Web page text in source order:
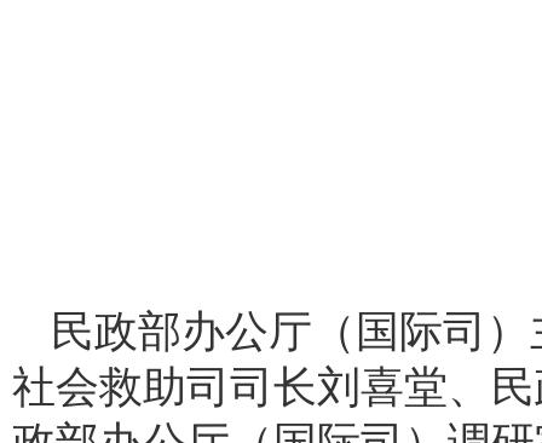
民政部办公厅（国际司
社会救助司司长刘喜堂、